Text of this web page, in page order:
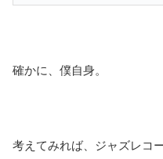
確かに、僕自身。
考えてみれば、ジャズレコ